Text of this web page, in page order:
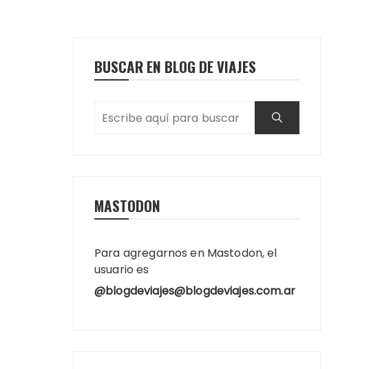
BUSCAR EN BLOG DE VIAJES
MASTODON
Para agregarnos en Mastodon, el
usuario es
@blogdeviajes@blogdeviajes.com.ar